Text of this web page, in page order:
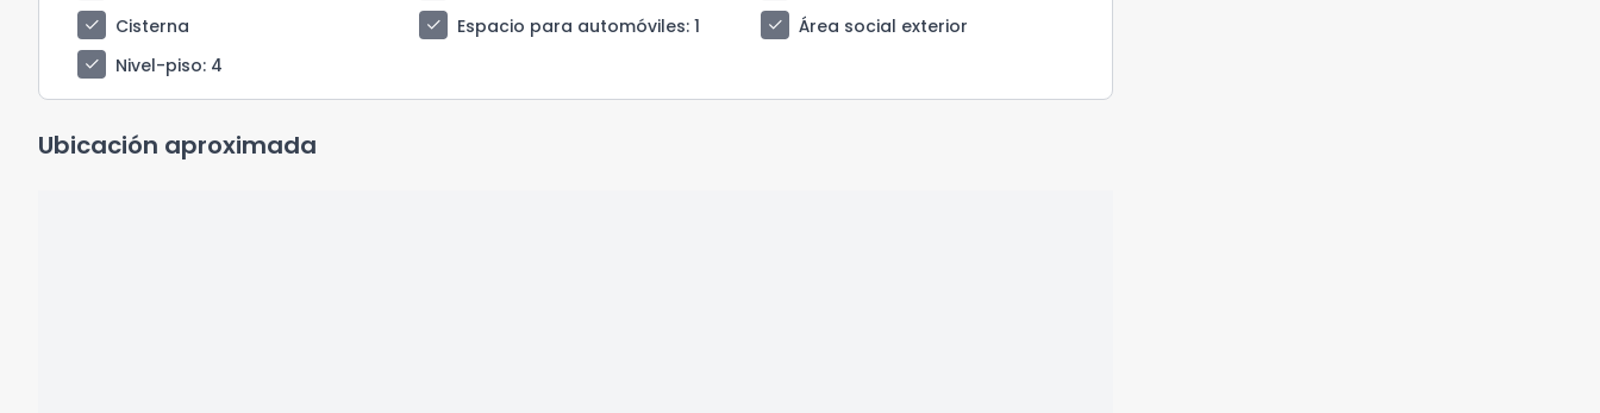
check
Cisterna check Espacio para automóviles: 1 check
Área social exterior
check
Nivel-piso: 4
Ubicación aproximada